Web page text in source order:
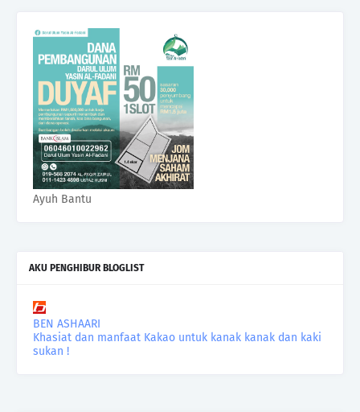
Ayuh Bantu
AKU PENGHIBUR BLOGLIST
BEN ASHAARI
Khasiat dan manfaat Kakao untuk kanak kanak dan kaki
sukan !